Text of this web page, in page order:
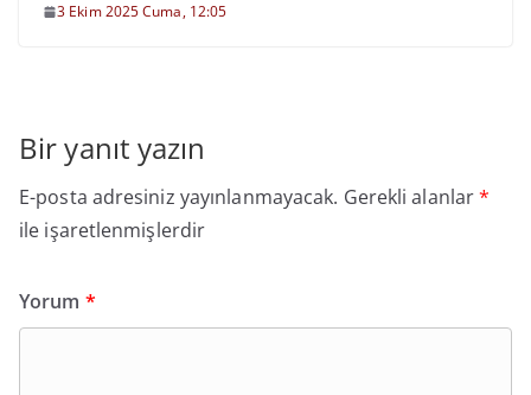
3 Ekim 2025 Cuma, 12:05
Bir yanıt yazın
E-posta adresiniz yayınlanmayacak. Gerekli alanlar*
ile işaretlenmişlerdir
Yorum *